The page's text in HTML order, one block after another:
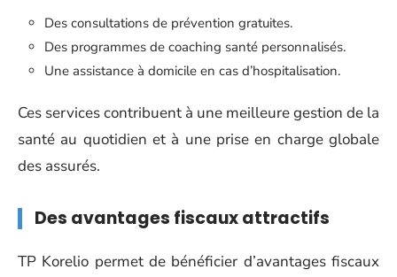
Des consultations de prévention gratuites.
Des programmes de coaching santé personnalisés.
Une assistance à domicile en cas d’hospitalisation.
Ces services contribuent à une meilleure gestion de la
santé au quotidien et à une prise en charge globale
des assurés.
Des avantages fiscaux attractifs
TP Korelio permet de bénéficier d’avantages fiscaux